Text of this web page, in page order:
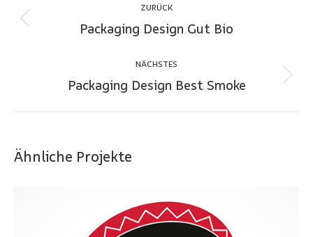
navigation
ZURÜCK
Previous
Packaging Design Gut Bio
NÄCHSTES
Next
Packaging Design Best Smoke
Ähnliche Projekte